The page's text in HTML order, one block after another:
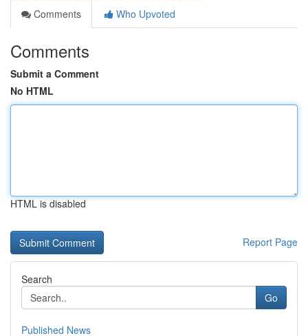
Comments
Who Upvoted
Comments
Submit a Comment
No HTML
HTML is disabled
Report Page
Search
Go
Published News